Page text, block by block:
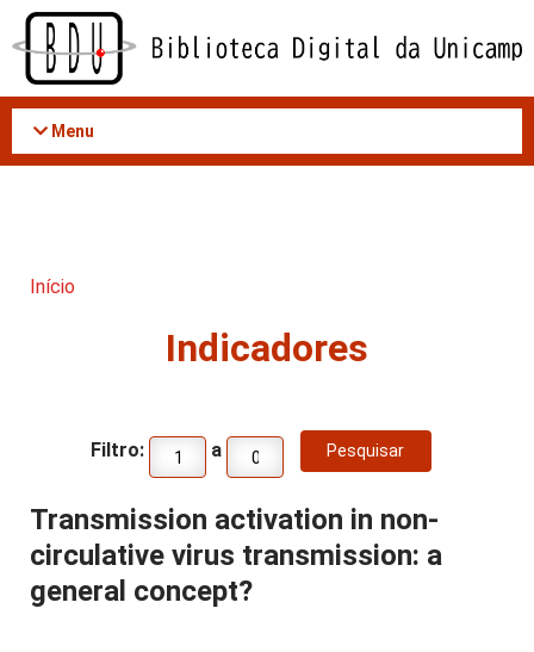
Acessar
conteúdo
Menu
Início
Indicadores
Filtro: a
Transmission activation in non-
circulative virus transmission: a
general concept?